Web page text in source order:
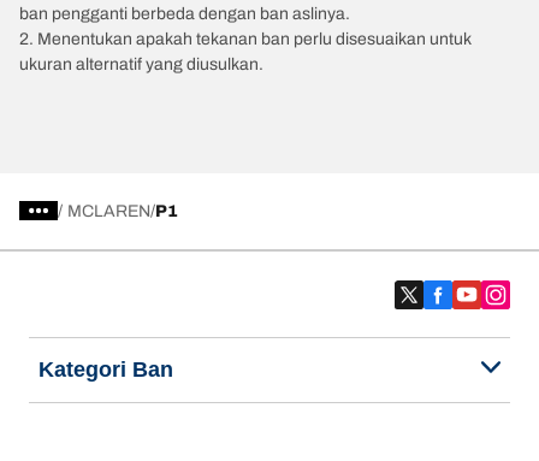
ban pengganti berbeda dengan ban aslinya.
2. Menentukan apakah tekanan ban perlu disesuaikan untuk
ukuran alternatif yang diusulkan.
/ MCLAREN P1
Kategori Ban